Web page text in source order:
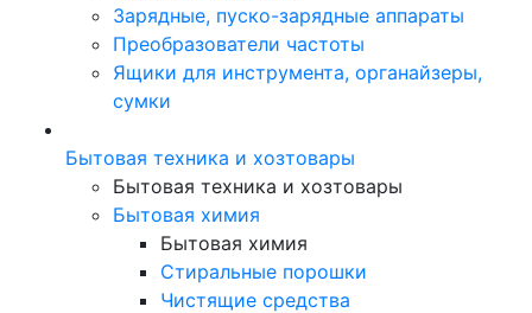
Зарядные, пуско-зарядные аппараты
Преобразователи частоты
Ящики для инструмента, органайзеры,
сумки
Бытовая техника и хозтовары
Бытовая техника и хозтовары
Бытовая химия
Бытовая химия
Стиральные порошки
Чистящие средства